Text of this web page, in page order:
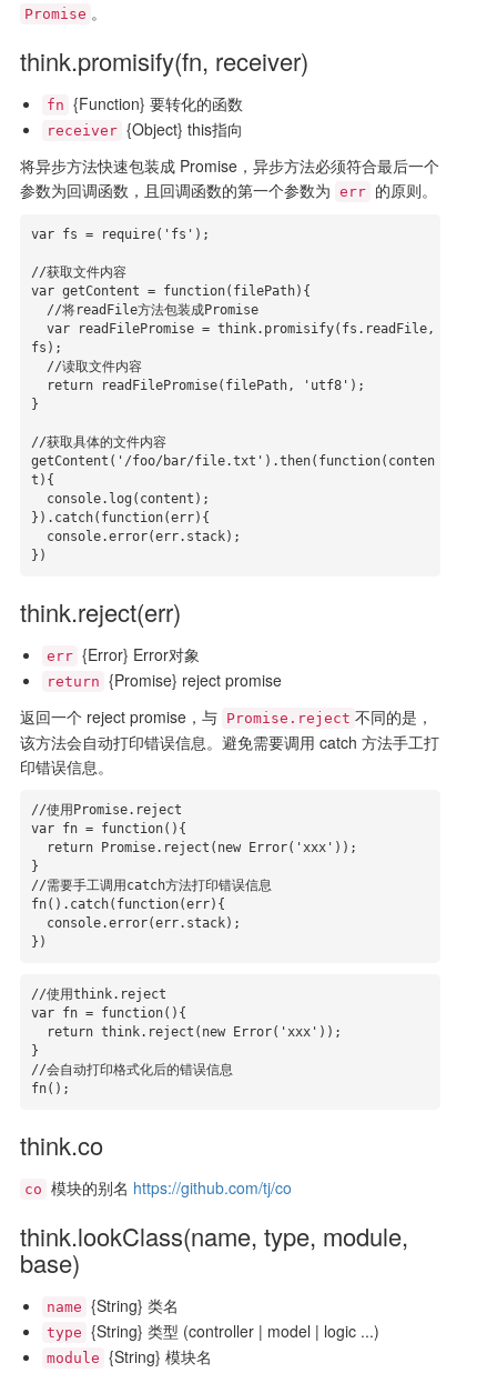
Promise 。
think.promisify(fn, receiver)
fn {Function} 要转化的函数
receiver {Object} this指向
将异步方法快速包装成 Promise，异步方法必须符合最后一个
参数为回调函数，且回调函数的第一个参数为 err 的原则。
var fs = require('fs');
//获取文件内容
var getContent = function(filePath){
fs);
}
//获取具体的文件内容
getContent('/foo/bar/file.txt').then(function(conten
t){
}).catch(function(err){
})
think.reject(err)
err {Error} Error对象
return {Promise} reject promise
返回一个 reject promise，与 Promise.reject 不同的是，
该方法会自动打印错误信息。避免需要调用 catch 方法手工打
印错误信息。
//使用Promise.reject
var fn = function(){
}
//需要手工调用catch方法打印错误信息
fn().catch(function(err){
})
//使用think.reject
var fn = function(){
}
//会自动打印格式化后的错误信息
fn();
think.co
co 模块的别名 https://github.com/tj/co
think.lookClass(name, type, module,
base)
name {String} 类名
type {String} 类型 (controller | model | logic ...)
module {String} 模块名